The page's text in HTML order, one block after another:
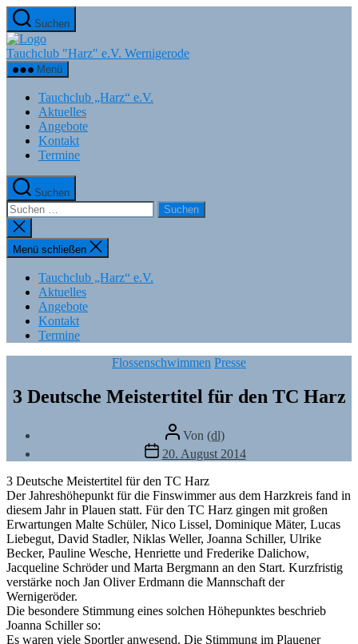
Zum
Inhalt
springen
Suchen
Tauchclub "Harz" e.V. Wernigerode
Menü
Tauchclub „Harz“ e.V.
Aktuelles
Angebote
Kontakt
Termine
Suchen
Suchen
nach:
Suche
schließen
Menü schließen
Tauchclub „Harz“ e.V.
Aktuelles
Angebote
Kontakt
Termine
Kategorien
Flossenschwimmen Presse
3 Deutsche Meistertitel für den TC Harz
Beitragsautor
Von (dl)
Veröffentlichungsdatum
20. August 2014
3 Deutsche Meistertitel für den TC Harz
Der Jahreshöhepunkt für die Finswimmer aus dem Harzkreis fand in
diesem Jahr in Plauen statt. Für den TC Harz gingen mit großen
Erwartungen Malte Schüler, Nico Lissel, Dominique Mäter, Lucas
Liebegut, David Stadler, Niklas Weller, Joanna Schiller, Ulrike
Becker, Pauline Wesche, Henriette und Frederike Dalichow,
Jacqueline Schröder und Marta Bergmann an den Start. Kurzfristig
verstärke noch Jan Oliver Erdmann die Mannschaft der
Wernigeröder.
Die besondere Stimmung eines solchen Höhepunktes beschrieb
Joanna Schiller so:
Es waren viele Sportler anwesend. Die Stimmung im Plauener